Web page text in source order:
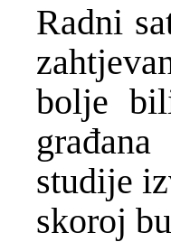
Radni
bolje
studije
skoroj